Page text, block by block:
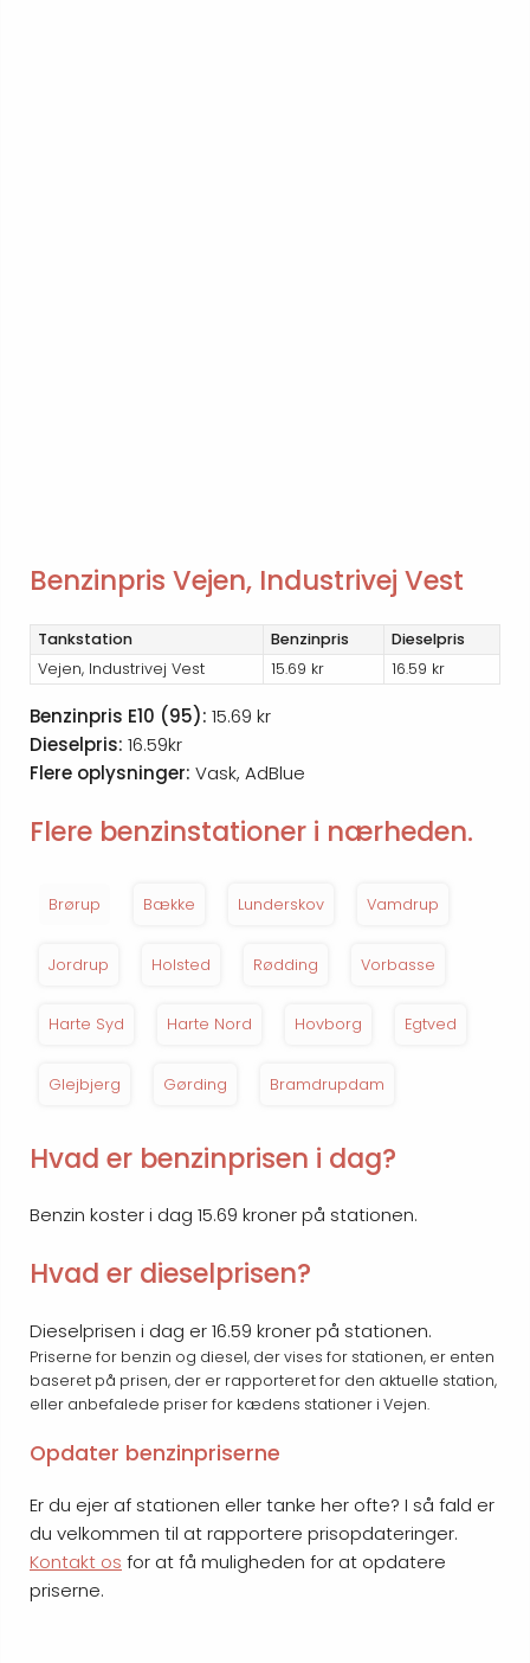
Benzinpris Vejen, Industrivej Vest
Tankstation Benzinpris
Dieselpris
Vejen, Industrivej Vest
15.69 kr 16.59 kr
Benzinpris E10 (95): 15.69 kr
Dieselpris: 16.59kr
Flere oplysninger: Vask, AdBlue
Flere benzinstationer i nærheden.
Brørup Bække Lunderskov Vamdrup
Jordrup Holsted Rødding Vorbasse
Harte Syd Harte Nord Hovborg Egtved
Glejbjerg Gørding Bramdrupdam
Hvad er benzinprisen i dag?
Benzin koster i dag 15.69 kroner på stationen.
Hvad er dieselprisen?
Dieselprisen i dag er 16.59 kroner på stationen.
Priserne for benzin og diesel, der vises for stationen, er enten
baseret på prisen, der er rapporteret for den aktuelle station,
eller anbefalede priser for kædens stationer i Vejen.
Opdater benzinpriserne
Er du ejer af stationen eller tanke her ofte? I så fald er
du velkommen til at rapportere prisopdateringer.
Kontakt os for at få muligheden for at opdatere
priserne.